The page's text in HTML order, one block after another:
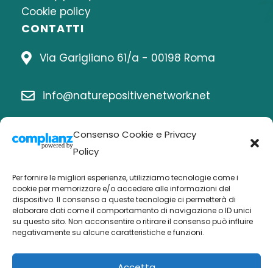
Consenso Cookie e Privacy
Policy
Per fornire le migliori esperienze, utilizziamo tecnologie come i
cookie per memorizzare e/o accedere alle informazioni del
dispositivo. Il consenso a queste tecnologie ci permetterà di
elaborare dati come il comportamento di navigazione o ID unici
su questo sito. Non acconsentire o ritirare il consenso può influire
negativamente su alcune caratteristiche e funzioni.
Cookie policy
CONTATTI
Via Garigliano 61/a - 00198 Roma
info@naturepositivenetwork.net
06 8414815
Chi siamo
Economia nature positive
Biodiversità Po